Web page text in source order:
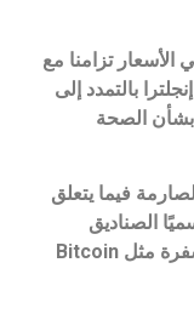
تزامنا مع
بالتمدد إلى
بشأن الصحة
فيما يتعلق
الصناديق
المشتركة من الاستثمار في العملات المشفرة مثل Bitcoin